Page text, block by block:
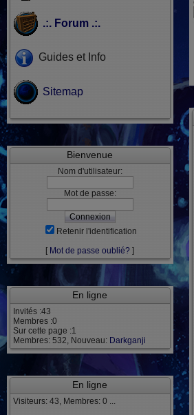
.:. Forum .:.
Guides et Info
Sitemap
Bienvenue
Nom d'utilisateur:
Mot de passe:
Retenir l'identification
[ Mot de passe oublié? ]
En ligne
Invités :43
Membres :0
Sur cette page :1
Membres: 532, Nouveau: Darkganji
En ligne
Visiteurs: 43, Membres: 0 ...